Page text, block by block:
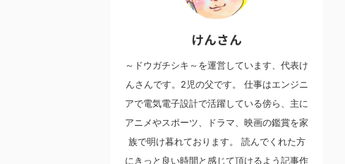
けんさん
～ドウガチシキ～を運営しています、代表け
んさんです。2児の父です。 仕事はエンジニ
アで電気電子設計で活躍している傍ら、主に
アニメやスポーツ、ドラマ、映画の鑑賞を家
族で明け暮れております。 読んでくれた方
にきっと良い時間と感じて頂けるよう記事作